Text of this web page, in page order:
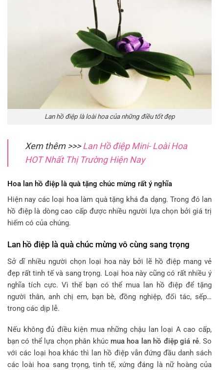
Lan hồ điệp là loài hoa của những điều tốt đẹp
Xem thêm >>>Lan Hồ điệp Mini- Loài Hoa
HOT Nhất Thị Trường Hiện Nay
Hoa lan hồ điệp là quà tặng chúc mừng rất ý nghĩa
Hiện nay các loại hoa làm quà tặng khá đa dạng. Trong đó lan
hồ điệp là dòng cao cấp được nhiều người lựa chọn bởi giá trị
hiếm có của chúng.
Lan hồ điệp là quà chúc mừng vô cùng sang trọng
Sở dĩ nhiều người chọn loại hoa này bởi lẽ hồ điệp mang vẻ
đẹp rất tinh tế và sang trọng. Loại hoa này cũng có rất nhiều ý
nghĩa tích cực. Vì thế bạn có thể mua lan hồ điệp để tặng
người thân, anh chị em, bạn bè, đồng nghiệp, đối tác, sếp…
trong các dịp lễ.
Nếu không đủ điều kiện mua những chậu lan loại A cao cấp,
bạn có thể lựa chọn phân khúc mua hoa lan hồ điệp giá rẻ. So
với các loại hoa khác thì lan hồ điệp vẫn đứng đầu danh sách
các loài hoa sang trọng, tinh tế, xứng đáng là nữ hoàng của